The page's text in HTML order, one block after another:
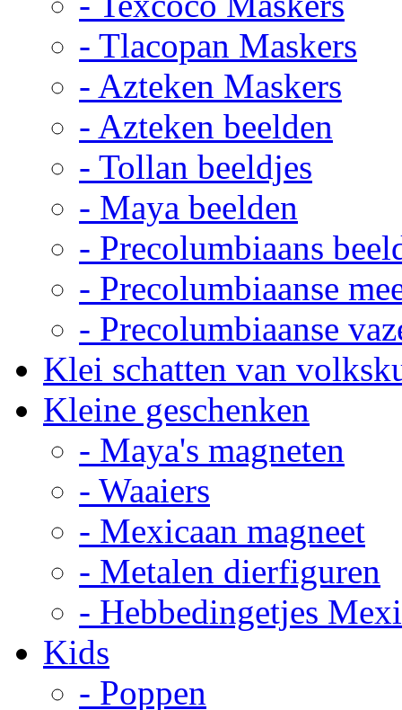
- Tlacopan Maskers
- Azteken Maskers
- Azteken beelden
- Tollan beeldjes
- Maya beelden
- Precolumbiaans
- Precolumbiaanse
- Precolumbiaanse
Klei schatten van
Kleine geschenken
- Maya's magneten
- Waaiers
- Mexicaan magneet
- Metalen dierfiguren
- Hebbedingetjes
Kids
- Poppen